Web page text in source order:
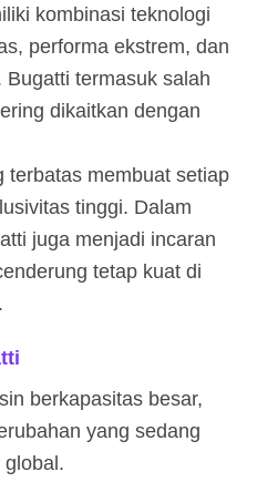
kombinasi teknologi
performa ekstrem, dan
termasuk salah
dikaitkan dengan
terbatas membuat setiap
tinggi. Dalam
juga menjadi incaran
tetap kuat di
berkapasitas besar,
yang sedang